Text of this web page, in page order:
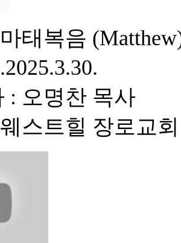
태복음
: 오명찬 목사
스트힐 장로교회